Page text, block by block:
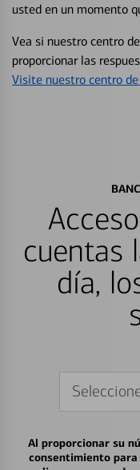
usted en un momento
Vea si nuestro centro
proporcionar las
Visite nuestro centro
cuentas
día,
Al proporcionar su
consentimiento